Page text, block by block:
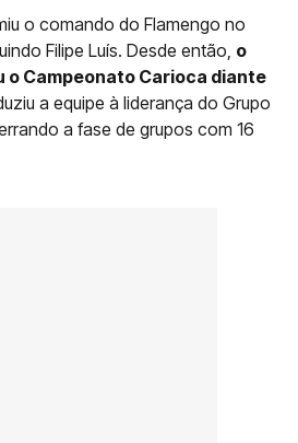
o comando do Flamengo no
Filipe Luís. Desde então, o
Campeonato Carioca diante
a equipe à liderança do Grupo
a fase de grupos com 16